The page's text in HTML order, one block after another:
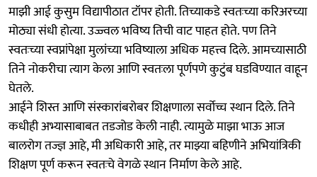
माझी आई कुसुम विद्यापीठात टॉपर होती. तिच्याकडे स्वतःच्या करिअरच्या
मोठ्या संधी होत्या. उज्ज्वल भविष्य तिची वाट पाहत होते. पण तिने
स्वतःच्या स्वप्नांपेक्षा मुलांच्या भविष्याला अधिक महत्त्व दिले. आमच्यासाठी
तिने नोकरीचा त्याग केला आणि स्वतःला पूर्णपणे कुटुंब घडविण्यात वाहून
घेतले.
आईने शिस्त आणि संस्कारांबरोबर शिक्षणाला सर्वोच्च स्थान दिले. तिने
कधीही अभ्यासाबाबत तडजोड केली नाही. त्यामुळे माझा भाऊ आज
बालरोग तज्ज्ञ आहे, मी अधिकारी आहे, तर माझ्या बहिणीने अभियांत्रिकी
शिक्षण पूर्ण करून स्वतःचे वेगळे स्थान निर्माण केले आहे.